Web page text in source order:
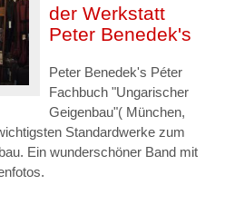
der Werkstatt
Peter Benedek's
Peter Benedek's Péter
Fachbuch "Ungarischer
Geigenbau"( München,
Standardwerke zum
Ein wunderschöner Band mit